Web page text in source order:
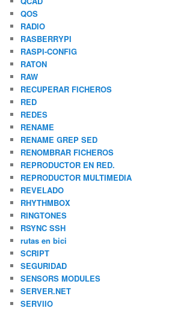
QOS
RADIO
RASBERRYPI
RASPI-CONFIG
RATON
RAW
RECUPERAR FICHEROS
RED
REDES
RENAME
RENAME GREP SED
RENOMBRAR FICHEROS
REPRODUCTOR EN RED.
REPRODUCTOR MULTIMEDIA
REVELADO
RHYTHMBOX
RINGTONES
RSYNC SSH
rutas en bici
SCRIPT
SEGURIDAD
SENSORS MODULES
SERVER.NET
SERVIIO